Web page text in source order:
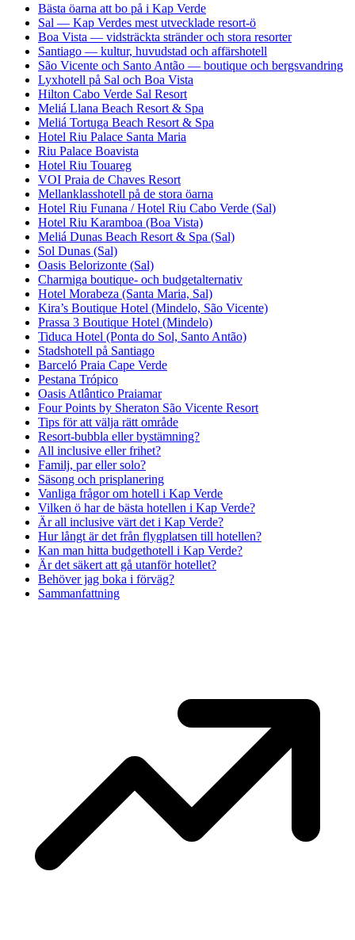
Bästa öarna att bo på i Kap Verde
Sal — Kap Verdes mest utvecklade resort-ö
Boa Vista — vidsträckta stränder och stora resorter
Santiago — kultur, huvudstad och affärshotell
São Vicente och Santo Antão — boutique och bergsvandring
Lyxhotell på Sal och Boa Vista
Hilton Cabo Verde Sal Resort
Meliá Llana Beach Resort & Spa
Meliá Tortuga Beach Resort & Spa
Hotel Riu Palace Santa Maria
Riu Palace Boavista
Hotel Riu Touareg
VOI Praia de Chaves Resort
Mellanklasshotell på de stora öarna
Hotel Riu Funana / Hotel Riu Cabo Verde (Sal)
Hotel Riu Karamboa (Boa Vista)
Meliá Dunas Beach Resort & Spa (Sal)
Sol Dunas (Sal)
Oasis Belorizonte (Sal)
Charmiga boutique- och budgetalternativ
Hotel Morabeza (Santa Maria, Sal)
Kira’s Boutique Hotel (Mindelo, São Vicente)
Prassa 3 Boutique Hotel (Mindelo)
Tiduca Hotel (Ponta do Sol, Santo Antão)
Stadshotell på Santiago
Barceló Praia Cape Verde
Pestana Trópico
Oasis Atlântico Praiamar
Four Points by Sheraton São Vicente Resort
Tips för att välja rätt område
Resort-bubbla eller bystämning?
All inclusive eller frihet?
Familj, par eller solo?
Säsong och prisplanering
Vanliga frågor om hotell i Kap Verde
Vilken ö har de bästa hotellen i Kap Verde?
Är all inclusive värt det i Kap Verde?
Hur långt är det från flygplatsen till hotellen?
Kan man hitta budgethotell i Kap Verde?
Är det säkert att gå utanför hotellet?
Behöver jag boka i förväg?
Sammanfattning